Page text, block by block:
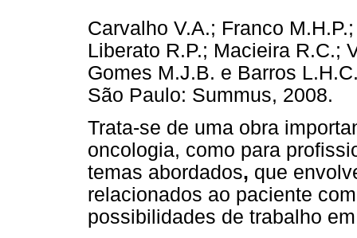
Carvalho V.A.; Franco
Liberato R.P.; Macieira R.C.;
Gomes M.J.B. e Barros
São Paulo: Summus, 2008.
Trata-se de uma obra
oncologia, como para
temas abordados, que
relacionados ao paciente
possibilidades de trabalho